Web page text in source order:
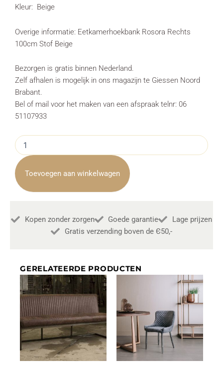
Kleur: Beige
Overige informatie: Eetkamerhoekbank Rosora Rechts
100cm Stof Beige
Bezorgen is gratis binnen Nederland.
Zelf afhalen is mogelijk in ons magazijn te Giessen Noord
Brabant.
Bel of mail voor het maken van een afspraak telnr: 06
51107933
Eetkamerhoekbank
Rosora
Rechts
100cm
Stof
Beige
Toevoegen aan winkelwagen
Kopen zonder zorgen Goede garantie
Lage prijzen
Gratis verzending boven de Є50,-
GERELATEERDE PRODUCTEN